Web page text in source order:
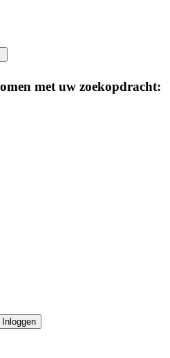
met uw zoekopdracht: